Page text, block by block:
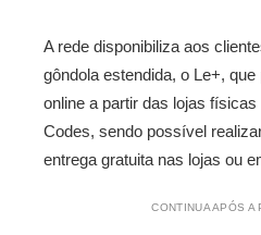
A rede disponibiliza aos
gôndola estendida, o Le+,
online a partir das lojas
Codes, sendo possível
entrega gratuita nas lojas ou
CONTINUA APÓS A